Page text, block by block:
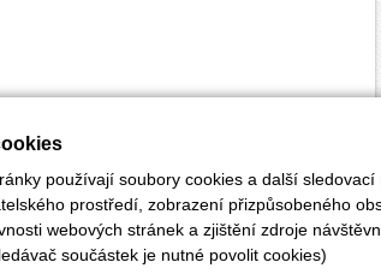
POKYNY PRO AUTORY PŘEDPLATNÉ
používají soubory cookies a další sledovací
prostředí, zobrazení přizpůsobeného
webových stránek a zjištění zdroje
součástek je nutné povolit cookies)